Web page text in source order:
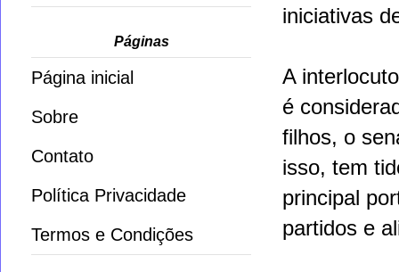
iniciativas
A
é
filhos, o
isso, tem
principal
partidos e
Páginas
Página inicial
Sobre
Contato
Política Privacidade
Termos e Condições